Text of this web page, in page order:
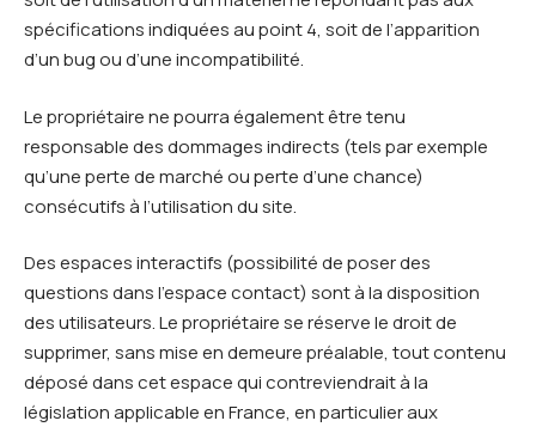
spécifications indiquées au point 4, soit de l’apparition
d’un bug ou d’une incompatibilité.
Le propriétaire ne pourra également être tenu
responsable des dommages indirects (tels par exemple
qu’une perte de marché ou perte d’une chance)
consécutifs à l’utilisation du site.
Des espaces interactifs (possibilité de poser des
questions dans l’espace contact) sont à la disposition
des utilisateurs. Le propriétaire se réserve le droit de
supprimer, sans mise en demeure préalable, tout contenu
déposé dans cet espace qui contreviendrait à la
législation applicable en France, en particulier aux